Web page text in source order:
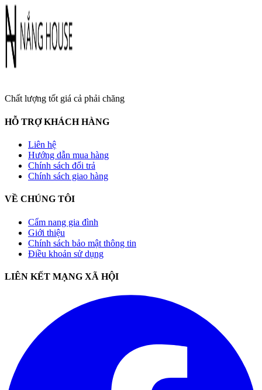
Chất lượng tốt giá cả phải chăng
HỖ TRỢ KHÁCH HÀNG
Liên hệ
Hướng dẫn mua hàng
Chính sách đổi trả
Chính sách giao hàng
VỀ CHÚNG TÔI
Cẩm nang gia đình
Giới thiệu
Chính sách bảo mật thông tin
Điều khoản sử dụng
LIÊN KẾT MẠNG XÃ HỘI